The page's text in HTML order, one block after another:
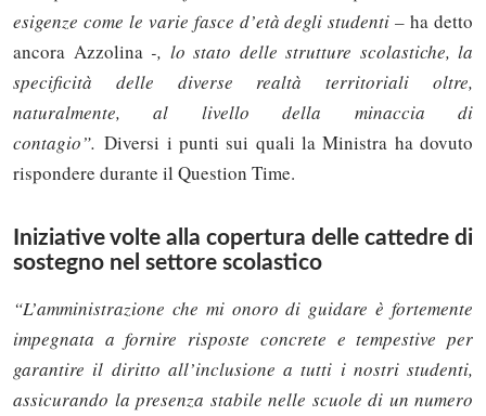
esigenze come le varie fasce d’età degli studenti – ha detto
ancora Azzolina-, lo stato delle strutture scolastiche, la
specificità delle diverse realtà territoriali oltre,
naturalmente, al livello della minaccia di
contagio”.Diversi i punti sui quali la Ministra ha dovuto
rispondere durante il Question Time.
Iniziative volte alla copertura delle cattedre di
sostegno nel settore scolastico
“L’amministrazione che mi onoro di guidare è fortemente
impegnata a fornire risposte concrete e tempestive per
garantire il diritto all’inclusione a tutti i nostri studenti,
assicurando la presenza stabile nelle scuole di un numero